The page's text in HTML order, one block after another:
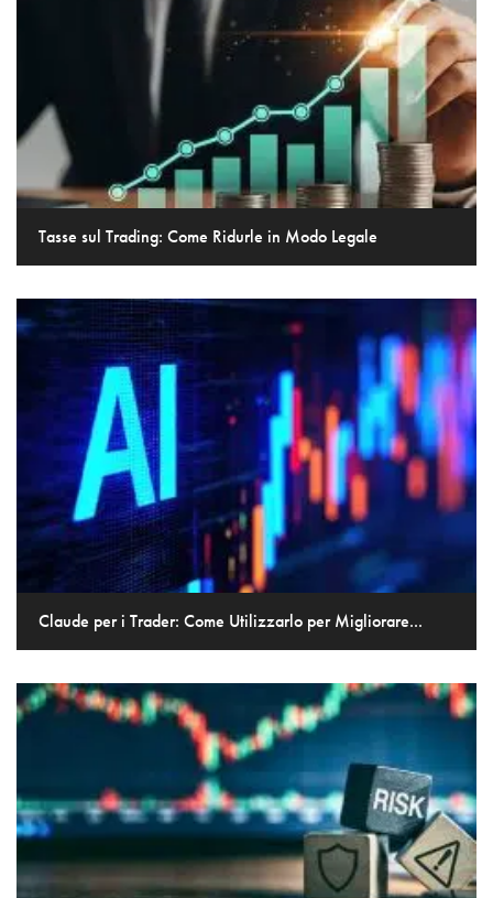
Tasse sul Trading: Come Ridurle in Modo Legale
Claude per i Trader: Come Utilizzarlo per Migliorare...